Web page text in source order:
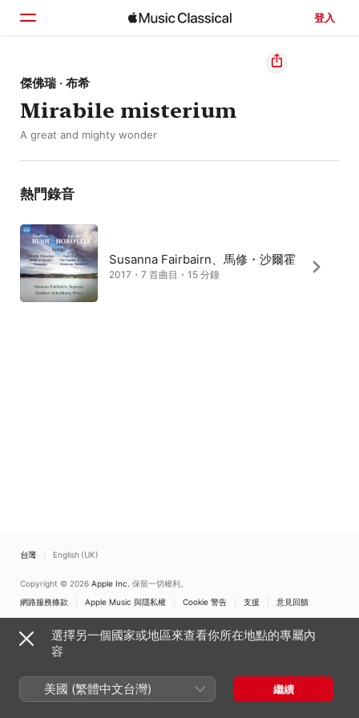
登入
首頁
瀏覽
傑佛瑞 · 布希
Mirabile misterium
A great and mighty wonder
熱門錄音
Susanna Fairbairn、馬修・沙爾霍
2017・7 首曲目・15 分鐘
台灣 English (UK)
Copyright © 2026 Apple Inc. 保留一切權利。
網路服務條款
Apple Music 與隱私權 Cookie 警告 支援 意見回饋
選擇另一個國家或地區來查看你所在地點的專屬內
容
美國 (繁體中文台灣) 繼續